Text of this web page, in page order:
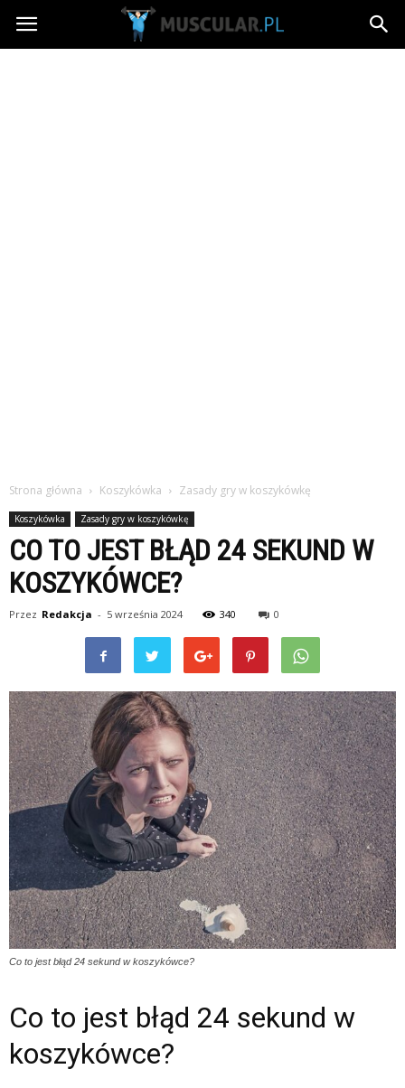
Muscular.pl
Strona główna Koszykówka Zasady gry w koszykówkę
Koszykówka Zasady gry w koszykówkę
CO TO JEST BŁĄD 24 SEKUND W
KOSZYKÓWCE?
Przez Redakcja - 5 września 2024 340 0
Co to jest błąd 24 sekund w koszykówce?
Co to jest błąd 24 sekund w
koszykówce?